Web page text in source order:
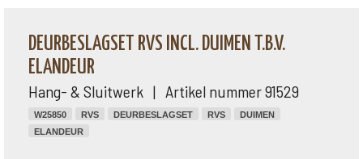
DEURBESLAGSET RVS INCL. DUIMEN T.B.V.
ELANDEUR
Hang- & Sluitwerk | Artikel nummer 91529
W25850 RVS DEURBESLAGSET RVS
DUIMEN
ELANDEUR